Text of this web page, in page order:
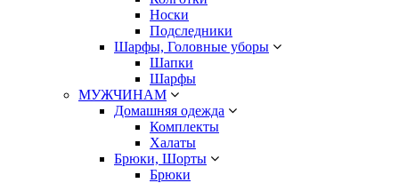
Носки
Подследники
Шарфы, Головные уборы
Шапки
Шарфы
МУЖЧИНАМ
Домашняя одежда
Комплекты
Халаты
Брюки, Шорты
Брюки